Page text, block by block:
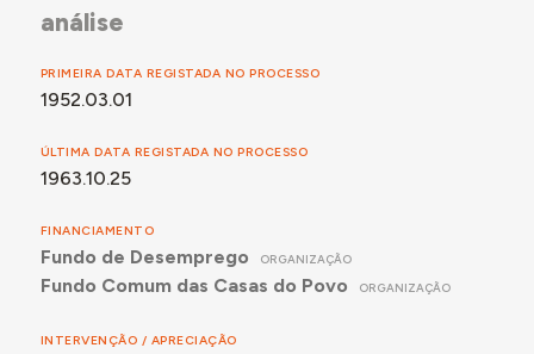
análise
PRIMEIRA DATA REGISTADA NO PROCESSO
1952.03.01
ÚLTIMA DATA REGISTADA NO PROCESSO
1963.10.25
FINANCIAMENTO
Fundo de Desemprego ORGANIZAÇÃO
Fundo Comum das Casas do Povo ORGANIZAÇÃO
INTERVENÇÃO / APRECIAÇÃO